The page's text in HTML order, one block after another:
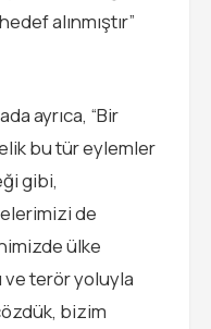
alınmıştır”
ayrıca, “Bir
bu tür eylemler
gibi,
de
ülke
ve terör yoluyla
bizim